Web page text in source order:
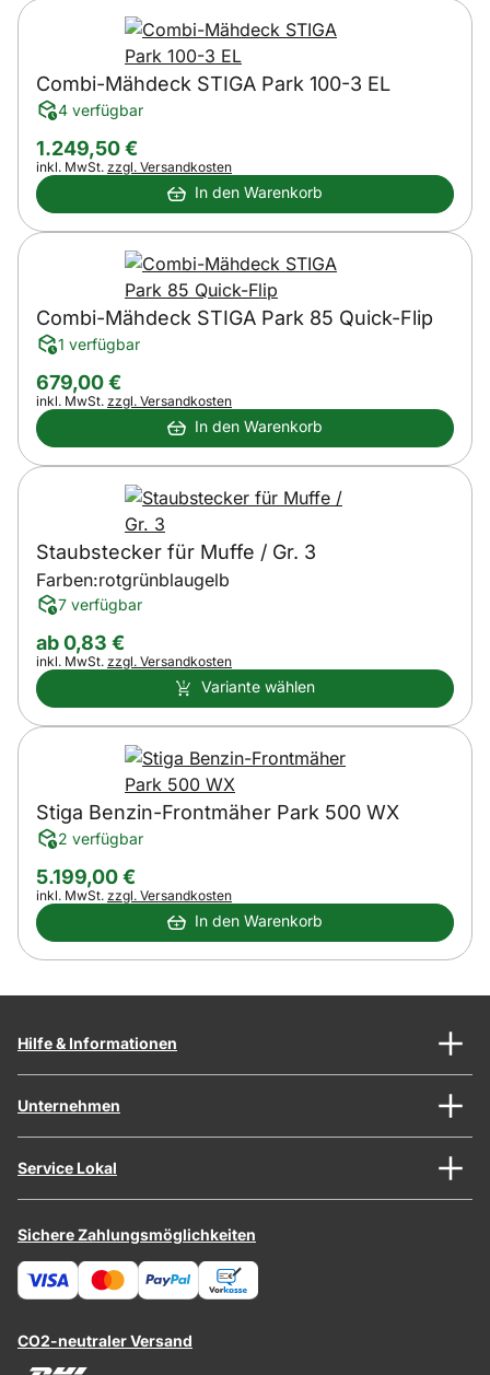
Combi-Mähdeck STIGA Park 100-3 EL
4 verfügbar
1.249,50€
Steuerhinweis:
inkl. MwSt. zzgl. Versandkosten
In den Warenkorb
Combi-Mähdeck STIGA Park 85 Quick-Flip
1 verfügbar
679,00€
Steuerhinweis:
inkl. MwSt. zzgl. Versandkosten
In den Warenkorb
Staubstecker für Muffe / Gr. 3
Farben:rotgrünblaugelb
7 verfügbar
ab:
ab0,83 €
Steuerhinweis:
inkl. MwSt. zzgl. Versandkosten
Variante wählen
Stiga Benzin-Frontmäher Park 500 WX
2 verfügbar
5.199,00€
Steuerhinweis:
inkl. MwSt. zzgl. Versandkosten
In den Warenkorb
Hilfe & Informationen
Unternehmen
Service Lokal
Sichere Zahlungsmöglichkeiten
CO2-neutraler Versand